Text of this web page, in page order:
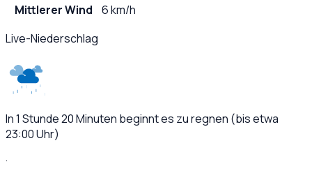
Mittlerer Wind
6 km/h
Live-Niederschlag
In 1 Stunde 20 Minuten beginnt es zu regnen (bis etwa
23:00 Uhr)
·